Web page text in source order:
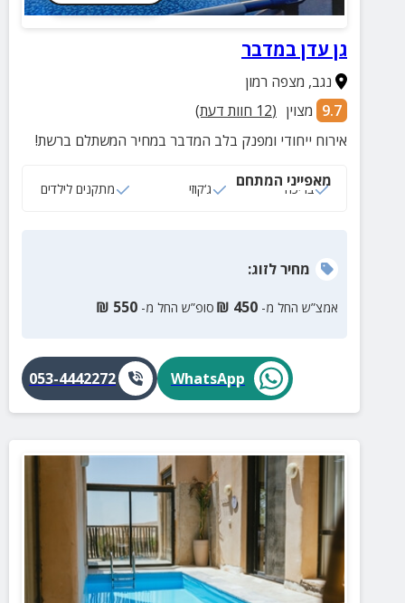
גן עדן במדבר
נגב, מצפה רמון
9.7 מצוין (
12 חוות דעת)
אירוח ייחודי ומפנק בלב המדבר במחיר המשתלם ברשת!
מאפייני המתחם
בריכה ג‘קוזי מתקנים לילדים
מחירלזוג:
אמצ”ש החל מ- 450
₪ סופ”ש החל מ- 550
₪
WhatsApp
053-4442272